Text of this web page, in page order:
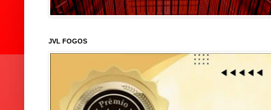
JVL FOGOS